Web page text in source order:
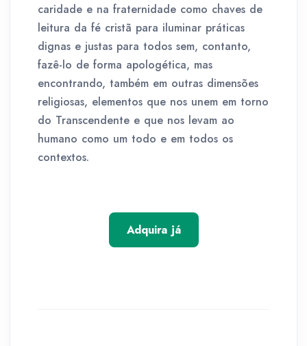
caridade e na fraternidade como chaves de
leitura da fé cristã para iluminar práticas
dignas e justas para todos sem, contanto,
fazê-lo de forma apologética, mas
encontrando, também em outras dimensões
religiosas, elementos que nos unem em torno
do Transcendente e que nos levam ao
humano como um todo e em todos os
contextos.
Adquira já